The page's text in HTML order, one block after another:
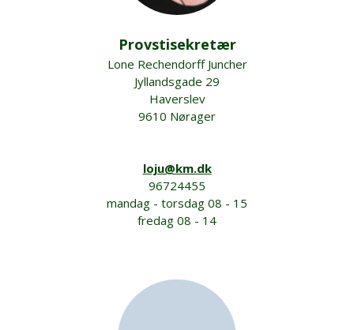
Provstisekretær
Lone Rechendorff Juncher
Jyllandsgade 29
Haverslev
9610 Nørager
loju@km.dk
96724455
mandag - torsdag 08 - 15
fredag 08 - 14